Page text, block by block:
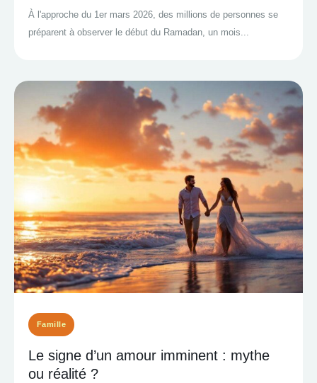
À l'approche du 1er mars 2026, des millions de personnes se
préparent à observer le début du Ramadan, un mois...
Famille
Le signe d’un amour imminent : mythe
ou réalité ?